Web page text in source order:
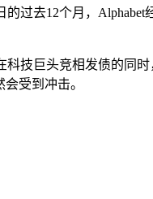
过去12个月，Alphabet
科技巨头竞相发债的同
受到冲击。